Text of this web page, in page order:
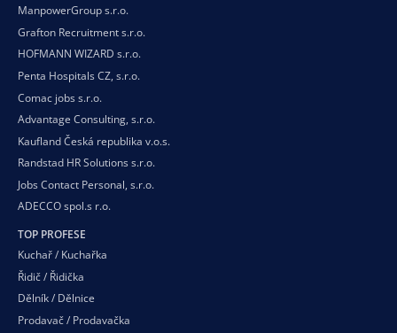
ManpowerGroup s.r.o.
Grafton Recruitment s.r.o.
HOFMANN WIZARD s.r.o.
Penta Hospitals CZ, s.r.o.
Comac jobs s.r.o.
Advantage Consulting, s.r.o.
Kaufland Česká republika v.o.s.
Randstad HR Solutions s.r.o.
Jobs Contact Personal, s.r.o.
ADECCO spol.s r.o.
TOP PROFESE
Kuchař / Kuchařka
Řidič / Řidička
Dělník / Dělnice
Prodavač / Prodavačka